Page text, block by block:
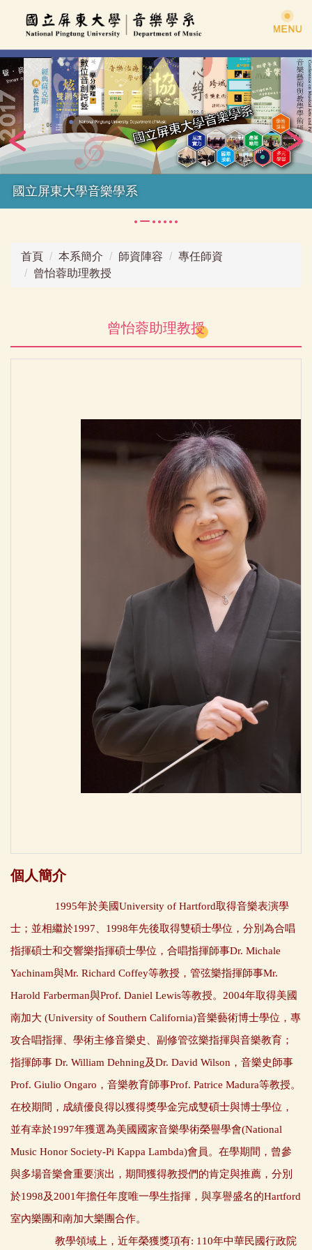
要
內
容
區
國立屏東大學音樂學系
首頁 本系簡介 師資陣容
專任師資
曾怡蓉助理教授
曾怡蓉助理教授
個人簡介
1995年於美國University of Hartford取得音樂表演學
士；並相繼於1997、1998年先後取得雙碩士學位，分別為合唱
指揮碩士和交響樂指揮碩士學位，合唱指揮師事Dr. Michale
Yachinam與Mr. Richard Coffey等教授，管弦樂指揮師事Mr.
Harold Farberman與Prof. Daniel Lewis等教授。2004年取得美國
南加大 (University of Southern California)音樂藝術博士學位，專
攻合唱指揮、學術主修音樂史、副修管弦樂指揮與音樂教育；
指揮師事 Dr. William Dehning及Dr. David Wilson，音樂史師事
Prof. Giulio Ongaro，音樂教育師事Prof. Patrice Madura等教授。
在校期間，成績優良得以獲得獎學金完成雙碩士與博士學位，
並有幸於1997年獲選為美國國家音樂學術榮譽學會(National
Music Honor Society-Pi Kappa Lambda)會員。在學期間，曾參
與多場音樂會重要演出，期間獲得教授們的肯定與推薦，分別
於1998及2001年擔任年度唯一學生指揮，與享譽盛名的Hartford
室內樂團和南加大樂團合作。
教學領域上，近年榮獲獎項有: 110年中華民國行政院